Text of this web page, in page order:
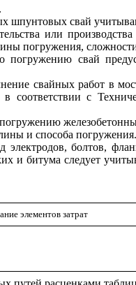
шпунтовых свай
или
погружения,
свай
свайных работ в
в соответствии с
и способа погружения.
электродов, болтов,
и битума следует
элементов затрат